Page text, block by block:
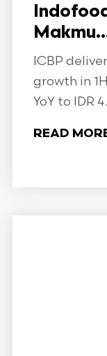
ICBP
growth in
YoY to IDR
READ